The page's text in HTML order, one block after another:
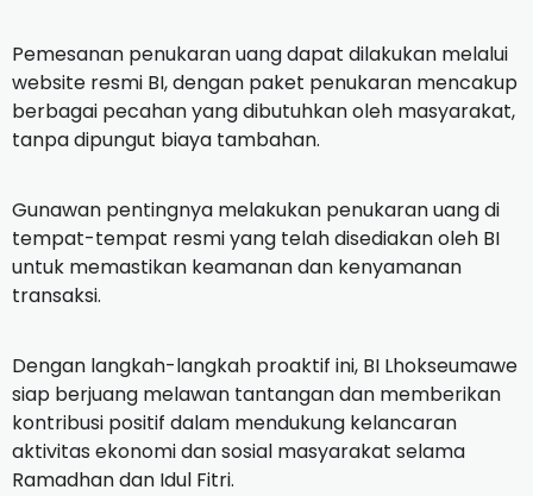
Pemesanan penukaran uang dapat dilakukan melalui
website resmi BI, dengan paket penukaran mencakup
berbagai pecahan yang dibutuhkan oleh masyarakat,
tanpa dipungut biaya tambahan.
Gunawan pentingnya melakukan penukaran uang di
tempat-tempat resmi yang telah disediakan oleh BI
untuk memastikan keamanan dan kenyamanan
transaksi.
Dengan langkah-langkah proaktif ini, BI Lhokseumawe
siap berjuang melawan tantangan dan memberikan
kontribusi positif dalam mendukung kelancaran
aktivitas ekonomi dan sosial masyarakat selama
Ramadhan dan Idul Fitri.